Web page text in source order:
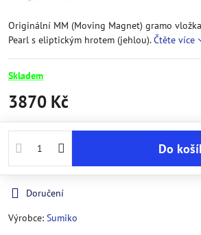
Originální MM (Moving Magnet) gramo
Pearl s eliptickým hrotem (jehlou).Čtěte více
Skladem
3870 Kč
Do
Doručení
Výrobce: Sumiko